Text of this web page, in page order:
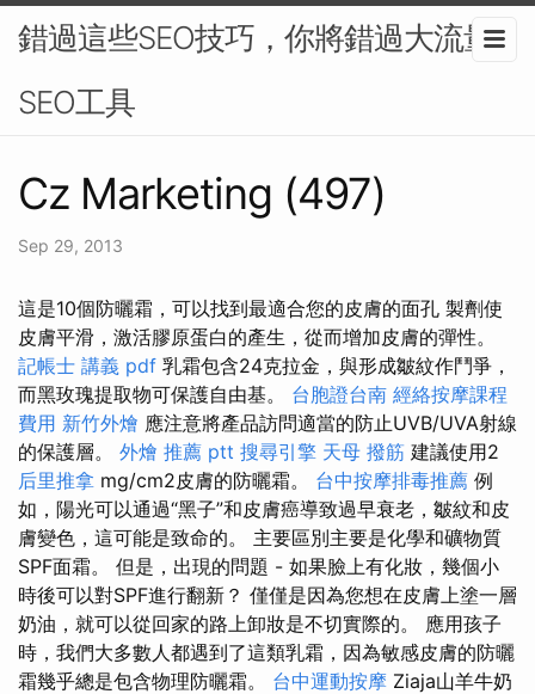
錯過這些SEO技巧，你將錯過大流量-
SEO工具
Cz Marketing (497)
Sep 29, 2013
這是10個防曬霜，可以找到最適合您的皮膚的面孔 製劑使
皮膚平滑，激活膠原蛋白的產生，從而增加皮膚的彈性。
記帳士 講義 pdf 乳霜包含24克拉金，與形成皺紋作鬥爭，
而黑玫瑰提取物可保護自由基。 台胞證台南 經絡按摩課程
費用 新竹外燴 應注意將產品訪問適當的防止UVB/UVA射線
的保護層。 外燴 推薦 ptt 搜尋引擎 天母 撥筋 建議使用2
后里推拿 mg/cm2皮膚的防曬霜。 台中按摩排毒推薦 例
如，陽光可以通過“黑子”和皮膚癌導致過早衰老，皺紋和皮
膚變色，這可能是致命的。 主要區別主要是化學和礦物質
SPF面霜。 但是，出現的問題 - 如果臉上有化妝，幾個小
時後可以對SPF進行翻新？ 僅僅是因為您想在皮膚上塗一層
奶油，就可以從回家的路上卸妝是不切實際的。 應用孩子
時，我們大多數人都遇到了這類乳霜，因為敏感皮膚的防曬
霜幾乎總是包含物理防曬霜。 台中運動按摩 Ziaja山羊牛奶